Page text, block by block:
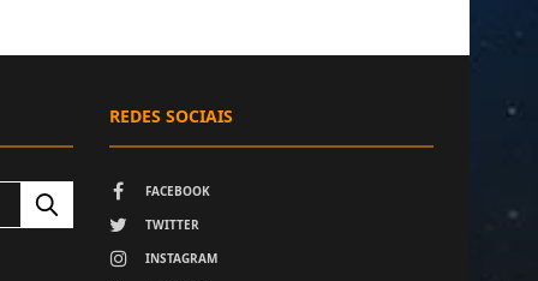
REDES SOCIAIS
FACEBOOK
TWITTER
INSTAGRAM